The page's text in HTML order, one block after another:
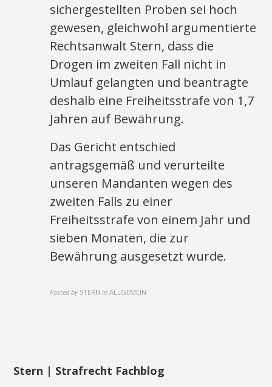
sichergestellten Proben sei hoch
gewesen, gleichwohl argumentierte
Rechtsanwalt Stern, dass die
Drogen im zweiten Fall nicht in
Umlauf gelangten und beantragte
deshalb eine Freiheitsstrafe von 1,7
Jahren auf Bewährung.
Das Gericht entschied
antragsgemäß und verurteilte
unseren Mandanten wegen des
zweiten Falls zu einer
Freiheitsstrafe von einem Jahr und
sieben Monaten, die zur
Bewährung ausgesetzt wurde.
Posted by STERN in ALLGEMEIN
Stern | Strafrecht Fachblog